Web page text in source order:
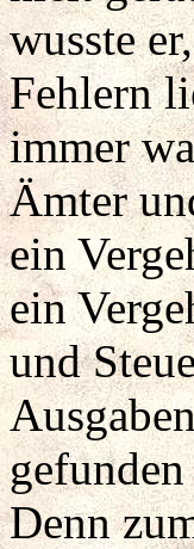
wusste
Fehlern
immer
Ämter
ein
ein
und
Denn